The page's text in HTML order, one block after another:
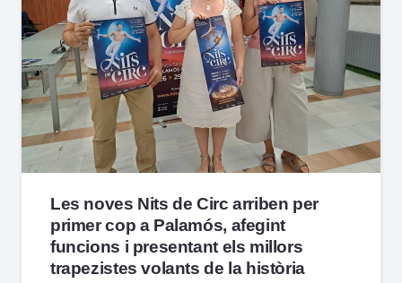
Les noves Nits de Circ arriben per
primer cop a Palamós, afegint
funcions i presentant els millors
trapezistes volants de la història